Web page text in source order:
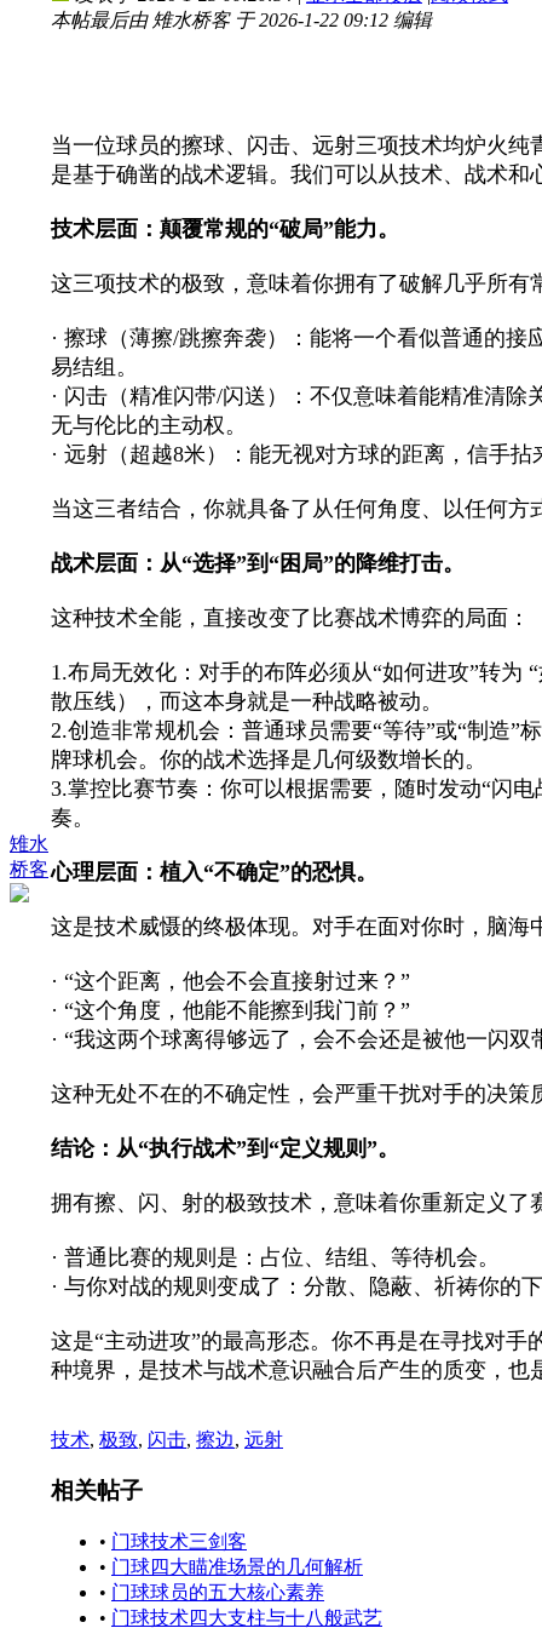
雉水
桥客
本帖最后由 雉水桥客 于 2026-1-22 09:12 编辑
当一位球员的擦球、闪击、远射三项技术均炉火
是基于确凿的战术逻辑。我们可以从技术、战术
技术层面：颠覆常规的“破局”能力。
这三项技术的极致，意味着你拥有了破解几乎所有
· 擦球（薄擦/跳擦奔袭）：能将一个看似普通的
易结组。
· 闪击（精准闪带/闪送）：不仅意味着能精准清
无与伦比的主动权。
· 远射（超越8米）：能无视对方球的距离，信手
当这三者结合，你就具备了从任何角度、以任何方
战术层面：从“选择”到“困局”的降维打击。
这种技术全能，直接改变了比赛战术博弈的局面：
1.布局无效化：对手的布阵必须从“如何进攻”转为
散压线），而这本身就是一种战略被动。
2.创造非常规机会：普通球员需要“等待”或“制造
牌球机会。你的战术选择是几何级数增长的。
3.掌控比赛节奏：你可以根据需要，随时发动“闪
奏。
心理层面：植入“不确定”的恐惧。
这是技术威慑的终极体现。对手在面对你时，脑海
· “这个距离，他会不会直接射过来？”
· “这个角度，他能不能擦到我门前？”
· “我这两个球离得够远了，会不会还是被他一闪
这种无处不在的不确定性，会严重干扰对手的决
结论：从“执行战术”到“定义规则”。
拥有擦、闪、射的极致技术，意味着你重新定义了
· 普通比赛的规则是：占位、结组、等待机会。
· 与你对战的规则变成了：分散、隐蔽、祈祷你的
这是“主动进攻”的最高形态。你不再是在寻找对
种境界，是技术与战术意识融合后产生的质变，
技术, 极致, 闪击, 擦边, 远射
相关帖子
• 门球技术三剑客
• 门球四大瞄准场景的几何解析
• 门球球员的五大核心素养
• 门球技术四大支柱与十八般武艺